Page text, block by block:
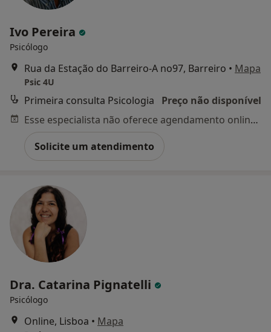
Ivo Pereira
Psicólogo
Rua da Estação do Barreiro-A no97, Barreiro • Mapa
Psic 4U
Primeira consulta Psicologia
Preço não disponível
Esse especialista não oferece agendamento online para esse endereço.
Solicite um atendimento
Dra. Catarina Pignatelli
Psicólogo
Online, Lisboa • Mapa